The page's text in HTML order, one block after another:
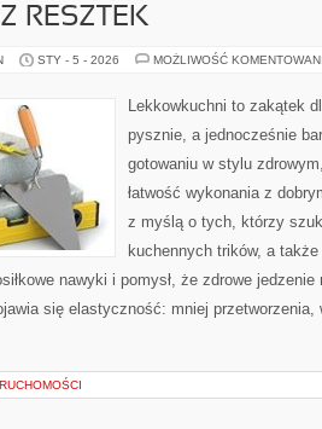
RESZTEK
STY - 5 - 2026 MOŻLIWOŚĆ
Lekkowkuchni to zakątek
pysznie, a jednocześnie
gotowaniu w stylu
łatwość wykonania z
z myślą o tych, którzy
kuchennych trików, a
nawyki i pomysł, że zdrowe
się elastyczność: mniej